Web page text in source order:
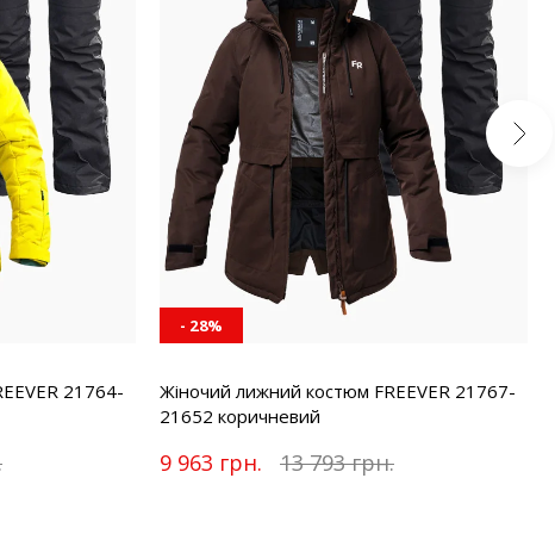
21764-
- 28%
Жіночий лижний костюм FREEVER 21767-
21652 коричневий
9 963 грн. 13 793 грн.